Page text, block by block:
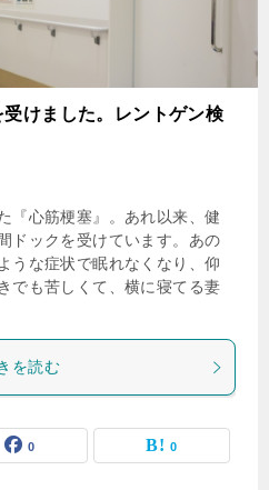
けました。レントゲン検
『心筋梗塞』。あれ以来、健
ドックを受けています。あの
うな症状で眠れなくなり、仰
でも苦しくて、横に寝てる妻
を読む
0 0